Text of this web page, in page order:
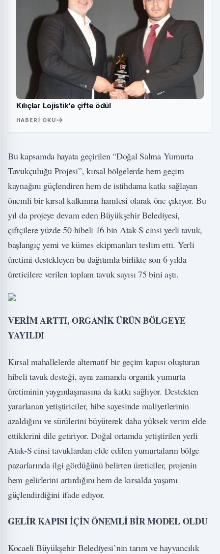
Kılıçlar Lojistik’e çifte ödül
HABERI OKU
Bu kapsamda hayata geçirilen “Doğal Salma Yumurta
Tavukçuluğu Projesi”, kırsal bölgelerde hem geçim
kaynağını güçlendiren hem de istihdama katkı sağlayan
önemli bir kırsal kalkınma hamlesi olarak öne çıkıyor. Bu
yıl da projeye devam eden Büyükşehir Belediyesi,
çiftçilere yüzde 50 hibeli 16 bin Atak-S cinsi yerli tavuk,
başlangıç yemi ve kümes ekipmanları teslim etti. Yerli
üretimi destekleyen bu dağıtımla birlikte son 6 yılda
üreticilere verilen toplam tavuk sayısı 75 bini aştı.
VERİM ARTTI, ORGANİK ÜRÜN BÖLGEYE
YAYILDI
Kırsal mahallelerde alternatif bir geçim kapısı oluşturan
hibeli tavuk desteği, aynı zamanda organik yumurta
üretiminin yaygınlaşmasına da katkı sağlıyor. Destekten
yararlanan yetiştiriciler, hibe sayesinde maliyetlerinin
azaldığını ve sürülerini büyüterek daha yüksek verim elde
ettiklerini dile getiriyor. Doğal ortamda yetiştirilen yerli
Atak-S cinsi tavuklardan elde edilen yumurtaların bölge
pazarlarında ilgi gördüğünü belirten üreticiler, projenin
hem gelirlerini artırdığını hem de kırsalda yaşamı
güçlendirdiğini ifade ediyor.
GELİR KAPISI İÇİN ÖNEMLİ BİR MODEL OLDU
Kocaeli Büyükşehir Belediyesi’nin tarım ve hayvancılık